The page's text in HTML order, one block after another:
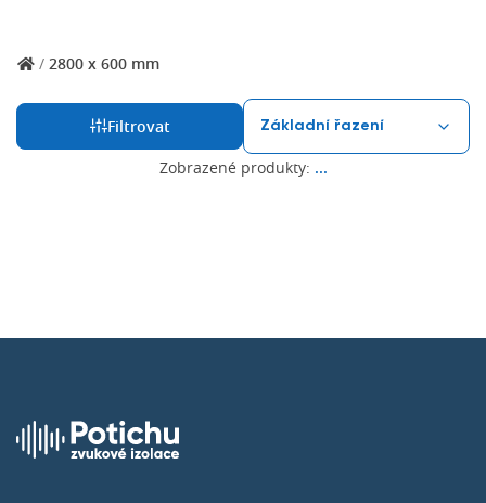
/ 2800 x 600 mm
Filtrovat
Zobrazené produkty: ...